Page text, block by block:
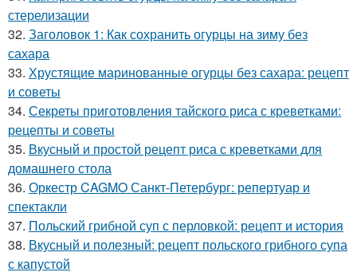
стерелизации
32. Заголовок 1: Как сохранить огурцы на зиму без
сахара
33. Хрустящие маринованные огурцы без сахара: рецепт
и советы
34. Секреты приготовления тайского риса с креветками:
рецепты и советы
35. Вкусный и простой рецепт риса с креветками для
домашнего стола
36. Оркестр CAGMO Санкт-Петербург: репертуар и
спектакли
37. Польский грибной суп с перловкой: рецепт и история
38. Вкусный и полезный: рецепт польского грибного супа
с капустой